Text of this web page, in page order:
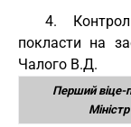
4.
покласти на
Чалого В.Д.
Перший віце-